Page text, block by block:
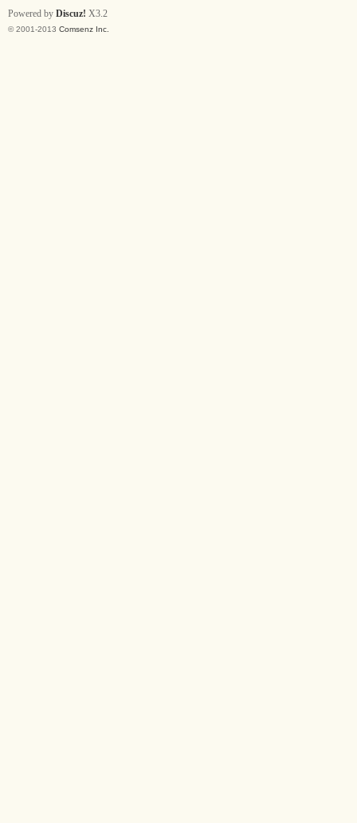
Powered by Discuz! X3.2
© 2001-2013 Comsenz Inc.